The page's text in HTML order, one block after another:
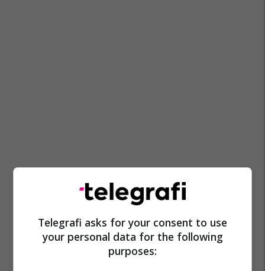
Telegrafi asks for your consent to use
your personal data for the following
purposes: